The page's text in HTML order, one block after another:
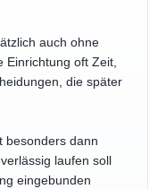
auch ohne
Einrichtung oft Zeit,
die später
besonders dann
laufen soll
eingebunden